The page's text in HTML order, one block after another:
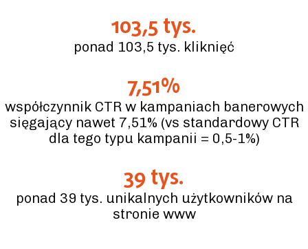
103,5 tys.
ponad 103,5 tys. kliknięć
7,51%
współczynnik CTR w kampaniach banerowych
sięgający nawet 7,51% (vs standardowy CTR
dla tego typu kampanii = 0,5-1%)
39 tys.
ponad 39 tys. unikalnych użytkowników na
stronie www